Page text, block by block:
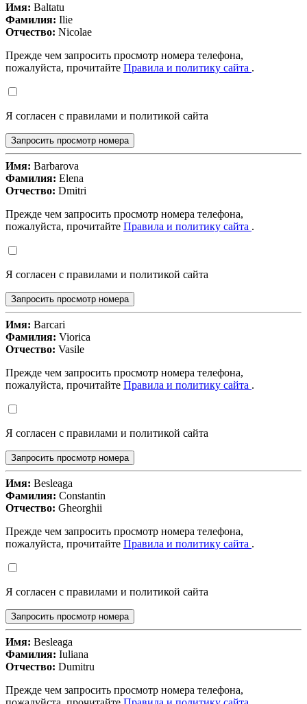
Имя: Baltatu
Фамилия: Ilie
Отчество: Nicolae
Прежде чем запросить просмотр номера телефона,
пожалуйста, прочитайте Правила и политику сайта .
Я согласен с правилами и политикой сайта
Запросить просмотр номера
Имя: Barbarova
Фамилия: Elena
Отчество: Dmitri
Прежде чем запросить просмотр номера телефона,
пожалуйста, прочитайте Правила и политику сайта .
Я согласен с правилами и политикой сайта
Запросить просмотр номера
Имя: Barcari
Фамилия: Viorica
Отчество: Vasile
Прежде чем запросить просмотр номера телефона,
пожалуйста, прочитайте Правила и политику сайта .
Я согласен с правилами и политикой сайта
Запросить просмотр номера
Имя: Besleaga
Фамилия: Constantin
Отчество: Gheorghii
Прежде чем запросить просмотр номера телефона,
пожалуйста, прочитайте Правила и политику сайта .
Я согласен с правилами и политикой сайта
Запросить просмотр номера
Имя: Besleaga
Фамилия: Iuliana
Отчество: Dumitru
Прежде чем запросить просмотр номера телефона,